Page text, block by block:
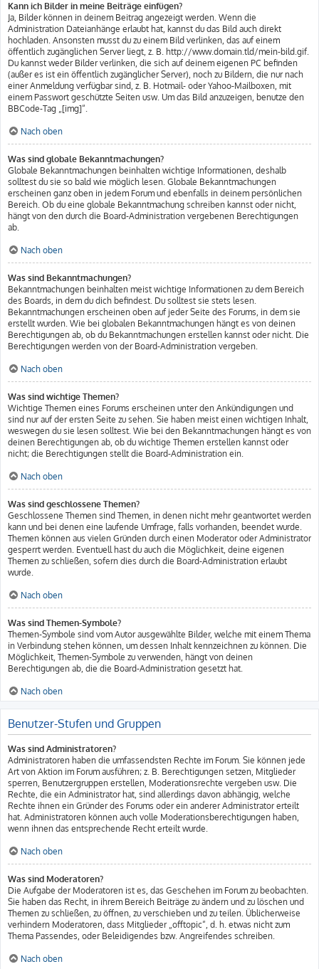
Kann ich Bilder in meine Beiträge einfügen?
Ja, Bilder können in deinem Beitrag angezeigt werden. Wenn die
Administration Dateianhänge erlaubt hat, kannst du das Bild auch direkt
hochladen. Ansonsten musst du zu einem Bild verlinken, das auf einem
öffentlich zugänglichen Server liegt, z. B. http://www.domain.tld/mein-bild.gif.
Du kannst weder Bilder verlinken, die sich auf deinem eigenen PC befinden
(außer es ist ein öffentlich zugänglicher Server), noch zu Bildern, die nur nach
einer Anmeldung verfügbar sind, z. B. Hotmail- oder Yahoo-Mailboxen, mit
einem Passwort geschützte Seiten usw. Um das Bild anzuzeigen, benutze den
BBCode-Tag „[img]“.
Nach oben
Was sind globale Bekanntmachungen?
Globale Bekanntmachungen beinhalten wichtige Informationen, deshalb
solltest du sie so bald wie möglich lesen. Globale Bekanntmachungen
erscheinen ganz oben in jedem Forum und ebenfalls in deinem persönlichen
Bereich. Ob du eine globale Bekanntmachung schreiben kannst oder nicht,
hängt von den durch die Board-Administration vergebenen Berechtigungen
ab.
Nach oben
Was sind Bekanntmachungen?
Bekanntmachungen beinhalten meist wichtige Informationen zu dem Bereich
des Boards, in dem du dich befindest. Du solltest sie stets lesen.
Bekanntmachungen erscheinen oben auf jeder Seite des Forums, in dem sie
erstellt wurden. Wie bei globalen Bekanntmachungen hängt es von deinen
Berechtigungen ab, ob du Bekanntmachungen erstellen kannst oder nicht. Die
Berechtigungen werden von der Board-Administration vergeben.
Nach oben
Was sind wichtige Themen?
Wichtige Themen eines Forums erscheinen unter den Ankündigungen und
sind nur auf der ersten Seite zu sehen. Sie haben meist einen wichtigen Inhalt,
weswegen du sie lesen solltest. Wie bei den Bekanntmachungen hängt es von
deinen Berechtigungen ab, ob du wichtige Themen erstellen kannst oder
nicht; die Berechtigungen stellt die Board-Administration ein.
Nach oben
Was sind geschlossene Themen?
Geschlossene Themen sind Themen, in denen nicht mehr geantwortet werden
kann und bei denen eine laufende Umfrage, falls vorhanden, beendet wurde.
Themen können aus vielen Gründen durch einen Moderator oder Administrator
gesperrt werden. Eventuell hast du auch die Möglichkeit, deine eigenen
Themen zu schließen, sofern dies durch die Board-Administration erlaubt
wurde.
Nach oben
Was sind Themen-Symbole?
Themen-Symbole sind vom Autor ausgewählte Bilder, welche mit einem Thema
in Verbindung stehen können, um dessen Inhalt kennzeichnen zu können. Die
Möglichkeit, Themen-Symbole zu verwenden, hängt von deinen
Berechtigungen ab, die die Board-Administration gesetzt hat.
Nach oben
Benutzer-Stufen und Gruppen
Was sind Administratoren?
Administratoren haben die umfassendsten Rechte im Forum. Sie können jede
Art von Aktion im Forum ausführen; z. B. Berechtigungen setzen, Mitglieder
sperren, Benutzergruppen erstellen, Moderationsrechte vergeben usw. Die
Rechte, die ein Administrator hat, sind allerdings davon abhängig, welche
Rechte ihnen ein Gründer des Forums oder ein anderer Administrator erteilt
hat. Administratoren können auch volle Moderationsberechtigungen haben,
wenn ihnen das entsprechende Recht erteilt wurde.
Nach oben
Was sind Moderatoren?
Die Aufgabe der Moderatoren ist es, das Geschehen im Forum zu beobachten.
Sie haben das Recht, in ihrem Bereich Beiträge zu ändern und zu löschen und
Themen zu schließen, zu öffnen, zu verschieben und zu teilen. Üblicherweise
verhindern Moderatoren, dass Mitglieder „offtopic“, d. h. etwas nicht zum
Thema Passendes, oder Beleidigendes bzw. Angreifendes schreiben.
Nach oben